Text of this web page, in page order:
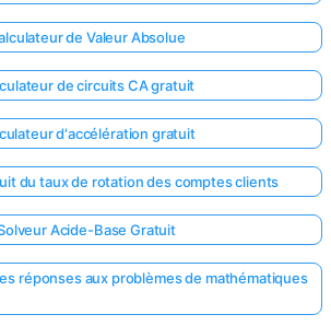
de Valeur Absolue
de circuits CA gratuit
d'accélération gratuit
du taux de rotation des comptes clients
Acide-Base Gratuit
réponses aux problèmes de mathématiques